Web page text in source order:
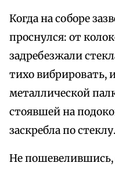
Когда на соборе
проснулся: от
задребезжали
тихо вибрировать,
металлической
стоявшей на
заскребла по стеклу.
Не пошевелившись,